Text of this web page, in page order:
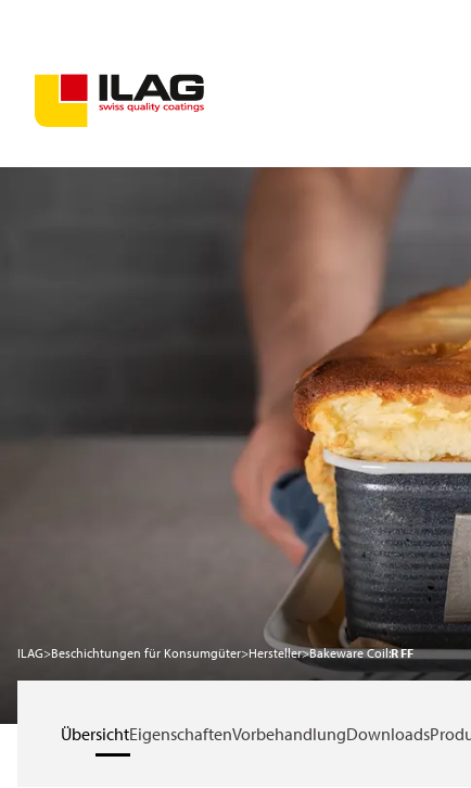
ILAG>Beschichtungen für Konsumgüter>Hersteller>Bakeware Coil:R FF
ÜbersichtEigenschaftenVorbehandlungDownloads